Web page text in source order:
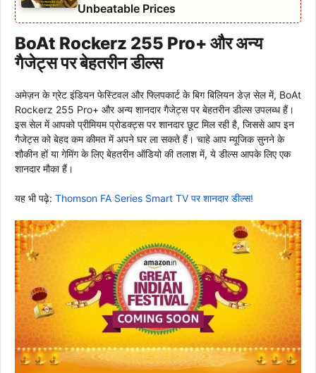
Unbeatable Prices
BoAt Rockerz 255 Pro+ और अन्य
गैजेट्स पर बेहतरीन डील्स
अमेज़न के ग्रेट इंडियन फेस्टिवल और फ्लिपकार्ट के बिग बिलियन डेज़ सेल में, BoAt
Rockerz 255 Pro+ और अन्य शानदार गैजेट्स पर बेहतरीन डील्स उपलब्ध हैं।
इस सेल में आपको प्रीमियम प्रोडक्ट्स पर शानदार छूट मिल रही है, जिससे आप इन
गैजेट्स को बेहद कम कीमत में अपने घर ला सकते हैं। चाहे आप म्यूजिक सुनने के
शौकीन हों या गेमिंग के लिए बेहतरीन ऑडियो की तलाश में, ये डील्स आपके लिए एक
शानदार मौका हैं।
यह भी पढ़े: Thomson FA Series Smart TV पर शानदार डील्स!